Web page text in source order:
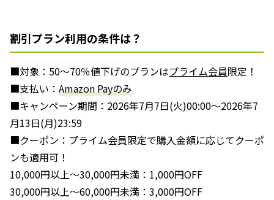
割引プラン利用の条件は？
■対象：50〜70％値下げのプランはプライム会員限定！
■支払い： Amazon Payのみ
■キャンペーン期間：2026年7月7日(火)00:00～2026年7
月13日(月)23:59
■クーポン：プライム会員限定で購入金額に応じてクーポ
ンも適用可！
10,000円以上〜30,000円未満：1,000円OFF
30,000円以上〜60,000円未満：3,000円OFF